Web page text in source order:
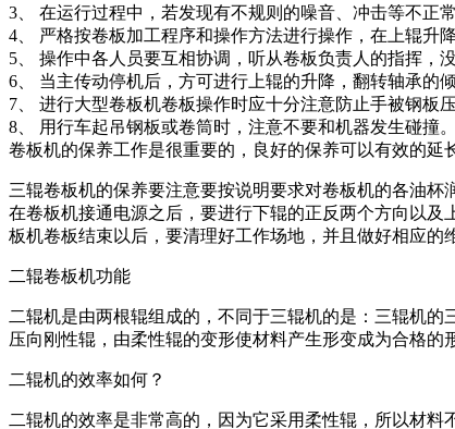
3、 在运行过程中，若发现有不规则的噪音、冲击等不正
4、 严格按卷板加工程序和操作方法进行操作，在上辊升
5、 操作中各人员要互相协调，听从卷板负责人的指挥，
6、 当主传动停机后，方可进行上辊的升降，翻转轴承的
7、 进行大型卷板机卷板操作时应十分注意防止手被钢板
8、 用行车起吊钢板或卷筒时，注意不要和机器发生碰撞。
卷板机的保养工作是很重要的，良好的保养可以有效的延
三辊卷板机的保养要注意要按说明要求对卷板机的各油
在卷板机接通电源之后，要进行下辊的正反两个方向以
板机卷板结束以后，要清理好工作场地，并且做好相应的
二辊卷板机功能
二辊机是由两根辊组成的，不同于三辊机的是：三辊机
压向刚性辊，由柔性辊的变形使材料产生形变成为合格的
二辊机的效率如何？
二辊机的效率是非常高的，因为它采用柔性辊，所以材